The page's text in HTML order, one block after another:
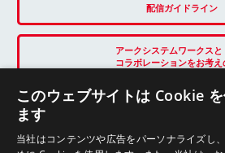
配信ガイドライン
アークシステムワークスと
コラボレーションをお考え
SNS
このウェブサイトは Cookie
ます
当社はコンテンツや広告をパーソナライズし